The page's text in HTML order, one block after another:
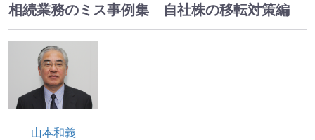
相続業務のミス事例集 自社株の移転対策編
山本和義